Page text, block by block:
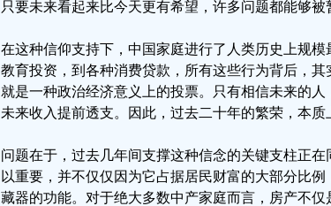
只要未来看起来比今天更有希望，许多问题都能够被
在这种信仰支持下，中国家庭进行了人类历史上规
教育投资，到各种消费贷款，所有这些行为背后，
就是一种政治经济意义上的投票。只有相信未来的
未来收入提前透支。因此，过去二十年的繁荣，本质
问题在于，过去几年间支撑这种信念的关键支柱正
以重要，并不仅仅因为它占据居民财富的大部分比
藏器的功能。对于绝大多数中产家庭而言，房产不